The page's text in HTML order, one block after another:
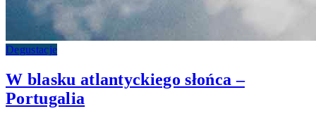
Degustacje
W blasku atlantyckiego słońca –
Portugalia